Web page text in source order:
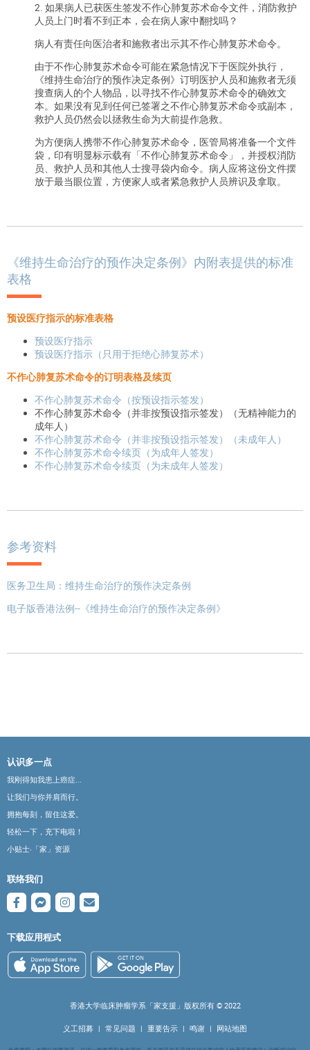
2. 如果病人已获医生签发不作心肺复苏术命令文件，消防救护
人员上门时看不到正本，会在病人家中翻找吗？
病人有责任向医治者和施救者出示其不作心肺复苏术命令。
由于不作心肺复苏术命令可能在紧急情况下于医院外执行，
《维持生命治疗的预作决定条例》订明医护人员和施救者无须
搜查病人的个人物品，以寻找不作心肺复苏术命令的确效文
本。如果没有见到任何已签署之不作心肺复苏术命令或副本，
救护人员仍然会以拯救生命为大前提作急救。
为方便病人携带不作心肺复苏术命令，医管局将准备一个文件
袋，印有明显标示载有「不作心肺复苏术命令」，并授权消防
员、救护人员和其他人士搜寻袋内命令。病人应将这份文件摆
放于最当眼位置，方便家人或者紧急救护人员辨识及拿取。
《维持生命治疗的预作决定条例》内附表提供的标准
表格
预设医疗指示的标准表格
预设医疗指示
预设医疗指示（只用于拒绝心肺复苏术）
不作心肺复苏术命令的订明表格及续页
不作心肺复苏术命令（按预设指示签发）
不作心肺复苏术命令（并非按预设指示签发）（无精神能力的
成年人）
不作心肺复苏术命令（并非按预设指示签发）（未成年人）
不作心肺复苏术命令续页（为成年人签发）
不作心肺复苏术命令续页（为未成年人签发）
参考资料
医务卫生局：维持生命治疗的预作决定条例
电子版香港法例--《维持生命治疗的预作决定条例》
认识多一点
我刚得知我患上癌症...
让我们与你并肩而行。
拥抱每刻，留住这爱。
轻松一下，充下电啦！
小贴士‧「家」资源
联络我们
下载应用程式
香港大学临床肿瘤学系「家支援」版权所有 ©️ 2022
义工招募 | 常见问题 | 重要告示 | 鸣谢 | 网站地图